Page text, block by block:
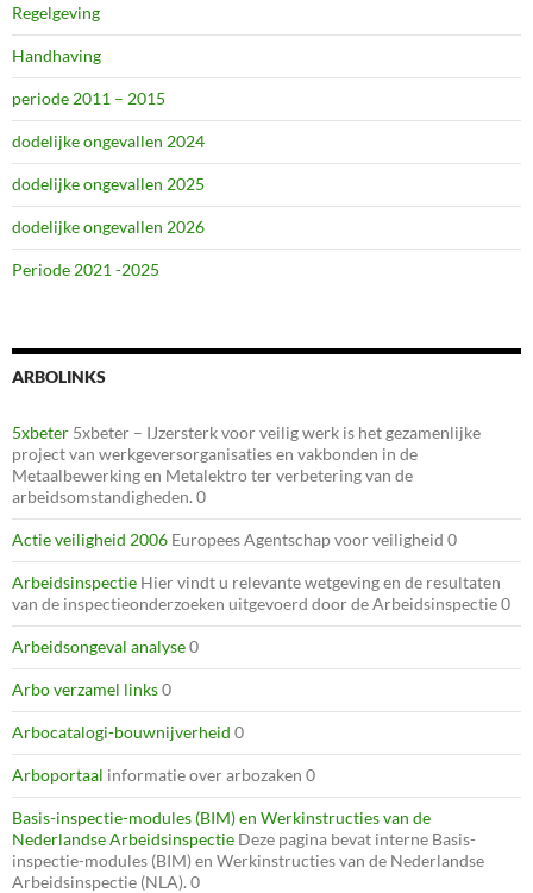
Regelgeving
Handhaving
periode 2011 – 2015
dodelijke ongevallen 2024
dodelijke ongevallen 2025
dodelijke ongevallen 2026
Periode 2021 -2025
ARBOLINKS
5xbeter 5xbeter – IJzersterk voor veilig werk is het gezamenlijke
project van werkgeversorganisaties en vakbonden in de
Metaalbewerking en Metalektro ter verbetering van de
arbeidsomstandigheden. 0
Actie veiligheid 2006 Europees Agentschap voor veiligheid 0
Arbeidsinspectie Hier vindt u relevante wetgeving en de resultaten
van de inspectieonderzoeken uitgevoerd door de Arbeidsinspectie 0
Arbeidsongeval analyse0
Arbo verzamel links0
Arbocatalogi-bouwnijverheid 0
Arboportaal informatie over arbozaken 0
Basis-inspectie-modules (BIM) en Werkinstructies van de
Nederlandse Arbeidsinspectie Deze pagina bevat interne Basis-
inspectie-modules (BIM) en Werkinstructies van de Nederlandse
Arbeidsinspectie (NLA). 0